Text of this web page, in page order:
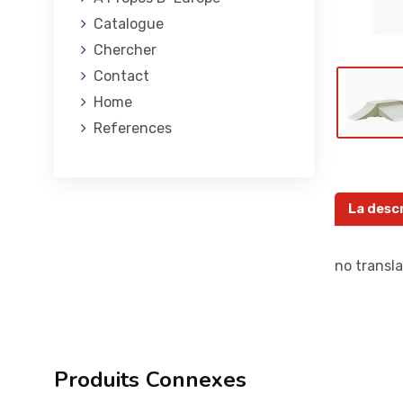
Catalogue
Chercher
Contact
Home
References
La
no
Produits Connexes